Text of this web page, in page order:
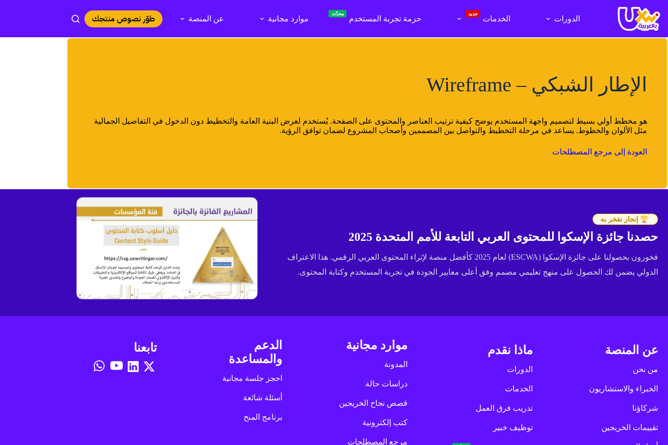
إلى
المحتوى
الدورات الخدمات
جديد
حزمة تجربة المستخدم
محدّث
موارد مجانية عن المنصة طوّر نصوص منتجك
الإطار الشبكي – Wireframe
هو مخطط أولي بسيط لتصميم واجهة المستخدم يوضح كيفية ترتيب العناصر والمحتوى على الصفحة. يُستخدم لعرض البنية العامة والتخطيط دون الدخول في التفاصيل الجمالية
مثل الألوان والخطوط. يساعد في مرحلة التخطيط والتواصل بين المصممين وأصحاب المشروع لضمان توافق الرؤية.
العودة إلى مرجع المصطلحات
إنجاز نفخر به
حصدنا جائزة الإسكوا للمحتوى العربي التابعة للأمم المتحدة 2025
فخورون بحصولنا على جائزة الإسكوا (ESCWA) لعام 2025 كأفضل منصة لإثراء المحتوى العربي الرقمي. هذا الاعتراف
الدولي يضمن لك الحصول على منهج تعليمي مصمم وفق أعلى معايير الجودة في تجربة المستخدم وكتابة المحتوى.
عن المنصة
من نحن
الخبراء والاستشاريون
شركاؤنا
تقييمات الخريجين
ماذا نقدم
الدورات
الخدمات
تدريب فرق العمل
توظيف خبير
موارد مجانية
المدونة
دراسات حالة
قصص نجاح الخريجين
كتب إلكترونية
مرجع المصطلحات
الدعم
والمساعدة
احجز جلسة مجانية
أسئلة شائعة
برنامج المنح
تابعنا